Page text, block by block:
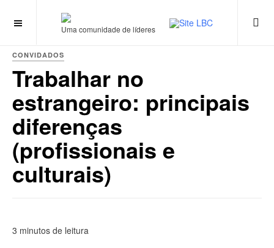
Uma comunidade de líderes
CONVIDADOS
Trabalhar no
estrangeiro: principais
diferenças
(profissionais e
culturais)
3 minutos de leitura